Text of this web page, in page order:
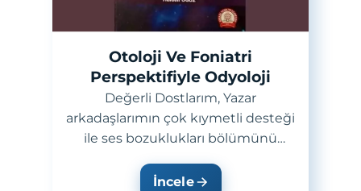
Otoloji Ve Foniatri
Perspektifiyle Odyoloji
Değerli Dostlarım, Yazar
arkadaşlarımın çok kıymetli desteği
ile ses bozuklukları bölümünü
Güzel b...
İncele